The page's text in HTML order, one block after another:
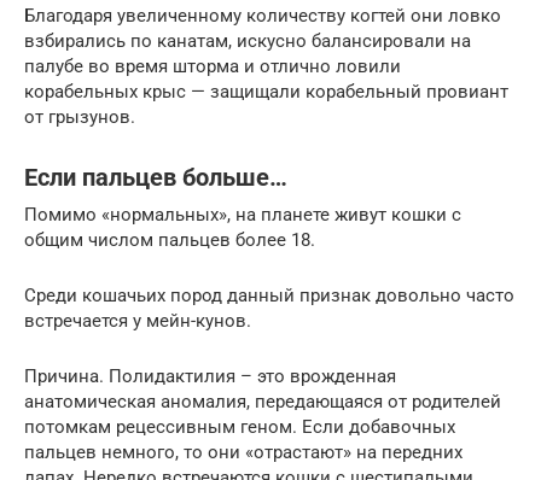
Благодаря увеличенному количеству когтей они ловко
взбирались по канатам, искусно балансировали на
палубе во время шторма и отлично ловили
корабельных крыс — защищали корабельный провиант
от грызунов.
Если пальцев больше…
Помимо «нормальных», на планете живут кошки с
общим числом пальцев более 18.
Среди кошачьих пород данный признак довольно часто
встречается у мейн-кунов.
Причина. Полидактилия – это врожденная
анатомическая аномалия, передающаяся от родителей
потомкам рецессивным геном. Если добавочных
пальцев немного, то они «отрастают» на передних